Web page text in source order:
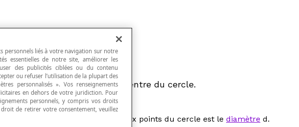
d'un point donné appelé le centre du cercle.
plus grande distance entre deux points du cercle est le diamètre d.
personnels liés à votre navigation sur notre
essentielles de notre site, améliorer les
des publicités ciblées ou du contenu
ou refuser l’utilisation de la plupart des
personnalisés ». Vos renseignements
en dehors de votre juridiction. Pour
personnels, y compris vos droits
de retirer votre consentement, veuillez